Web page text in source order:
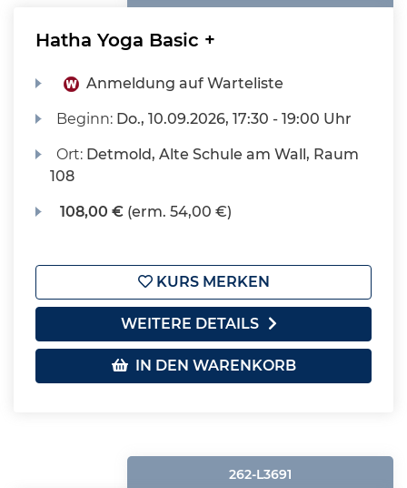
Hatha Yoga Basic +
Anmeldung auf Warteliste
Beginn: Do., 10.09.2026, 17:30 - 19:00 Uhr
Ort: Detmold, Alte Schule am Wall, Raum
108
108,00 € (erm. 54,00 €)
KURS MERKEN
WEITERE DETAILS
IN DEN WARENKORB
262-L3691